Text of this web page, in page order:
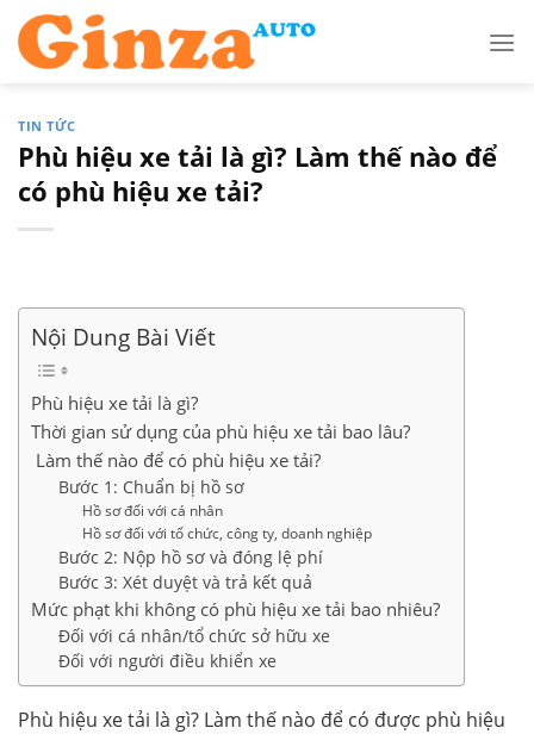
Skip
content
TIN TỨC
Phù hiệu xe tải là gì? Làm thế nào để
có phù hiệu xe tải?
Nội Dung Bài Viết
Phù hiệu xe tải là gì?
Thời gian sử dụng của phù hiệu xe tải bao lâu?
Làm thế nào để có phù hiệu xe tải?
Bước 1: Chuẩn bị hồ sơ
Hồ sơ đối với cá nhân
Hồ sơ đối với tổ chức, công ty, doanh nghiệp
Bước 2: Nộp hồ sơ và đóng lệ phí
Bước 3: Xét duyệt và trả kết quả
Mức phạt khi không có phù hiệu xe tải bao nhiêu?
Đối với cá nhân/tổ chức sở hữu xe
Đối với người điều khiển xe
Phù hiệu xe tải là gì? Làm thế nào để có được phù hiệu